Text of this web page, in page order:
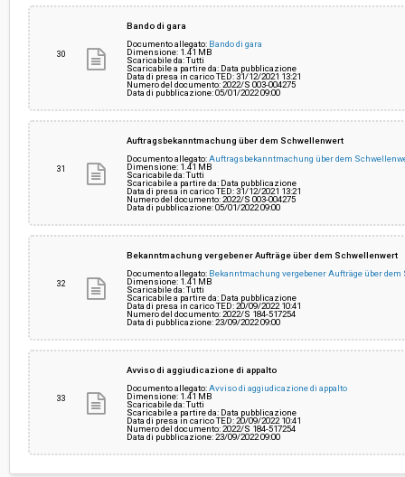
30
Bando di gara
Documento allegato: Bando di gara
Dimensione: 1.41 MB
Scaricabile da: Tutti
Scaricabile a partire da: Data pubblicazione
Data di presa in carico TED: 31/12/2021 13:21
Numero del documento: 2022/S 003-004275
Data di pubblicazione: 05/01/2022 09:00
31
Auftragsbekanntmachung über dem Schwellenwert
Documento allegato:Auftragsbekanntmachung über dem
Dimensione: 1.41 MB
Scaricabile da: Tutti
Scaricabile a partire da: Data pubblicazione
Data di presa in carico TED: 31/12/2021 13:21
Numero del documento: 2022/S 003-004275
Data di pubblicazione: 05/01/2022 09:00
32
Bekanntmachung vergebener Aufträge über dem Schwellenwert
Documento allegato: Bekanntmachung vergebener Aufträge über
Dimensione: 1.41 MB
Scaricabile da: Tutti
Scaricabile a partire da: Data pubblicazione
Data di presa in carico TED: 20/09/2022 10:41
Numero del documento: 2022/S 184-517254
Data di pubblicazione: 23/09/2022 09:00
33
Avviso di aggiudicazione di appalto
Documento allegato:Avviso di aggiudicazione di appalto
Dimensione: 1.41 MB
Scaricabile da: Tutti
Scaricabile a partire da: Data pubblicazione
Data di presa in carico TED: 20/09/2022 10:41
Numero del documento: 2022/S 184-517254
Data di pubblicazione: 23/09/2022 09:00